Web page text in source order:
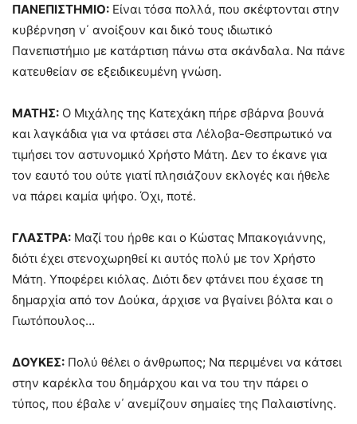
ΠΑΝΕΠΙΣΤΗΜΙΟ: Είναι τόσα πολλά, που σκέφτονται στην
κυβέρνηση ν΄ ανοίξουν και δικό τους ιδιωτικό
Πανεπιστήμιο με κατάρτιση πάνω στα σκάνδαλα. Να πάνε
κατευθείαν σε εξειδικευμένη γνώση.
ΜΑΤΗΣ: Ο Μιχάλης της Κατεχάκη πήρε σβάρνα βουνά
και λαγκάδια για να φτάσει στα Λέλοβα-Θεσπρωτικό να
τιμήσει τον αστυνομικό Χρήστο Μάτη. Δεν το έκανε για
τον εαυτό του ούτε γιατί πλησιάζουν εκλογές και ήθελε
να πάρει καμία ψήφο. Όχι, ποτέ.
ΓΛΑΣΤΡΑ: Μαζί του ήρθε και ο Κώστας Μπακογιάννης,
διότι έχει στενοχωρηθεί κι αυτός πολύ με τον Χρήστο
Μάτη. Υποφέρει κιόλας. Διότι δεν φτάνει που έχασε τη
δημαρχία από τον Δούκα, άρχισε να βγαίνει βόλτα και ο
Γιωτόπουλος…
ΔΟΥΚΕΣ: Πολύ θέλει ο άνθρωπος; Να περιμένει να κάτσει
στην καρέκλα του δημάρχου και να του την πάρει ο
τύπος, που έβαλε ν΄ ανεμίζουν σημαίες της Παλαιστίνης.